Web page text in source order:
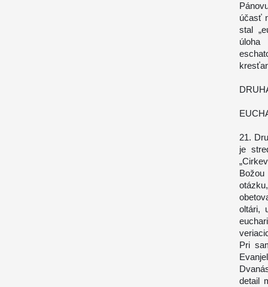
účasť
stal
21.
je
oltári,
Pri
detail